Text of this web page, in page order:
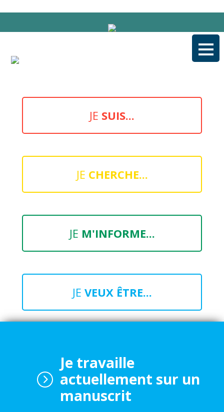
Aller
JE SUIS...
JE CHERCHE...
JE M'INFORME...
JE VEUX ÊTRE...
Je travaille
actuellement sur un
manuscrit